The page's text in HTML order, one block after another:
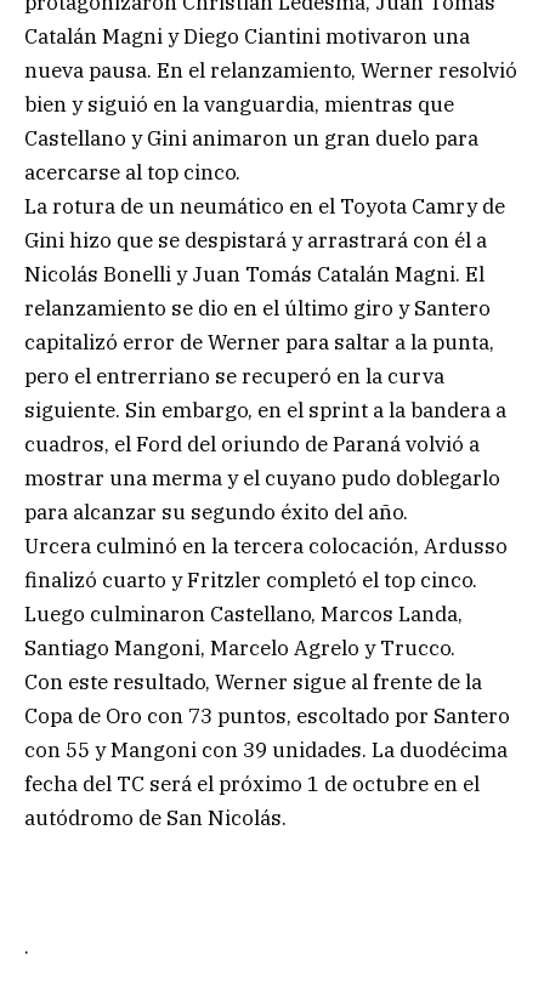
Catalán Magni y Diego Ciantini motivaron una
nueva pausa. En el relanzamiento, Werner resolvió
bien y siguió en la vanguardia, mientras que
Castellano y Gini animaron un gran duelo para
acercarse al top cinco.
La rotura de un neumático en el Toyota Camry de
Gini hizo que se despistará y arrastrará con él a
Nicolás Bonelli y Juan Tomás Catalán Magni. El
relanzamiento se dio en el último giro y Santero
capitalizó error de Werner para saltar a la punta,
pero el entrerriano se recuperó en la curva
siguiente. Sin embargo, en el sprint a la bandera a
cuadros, el Ford del oriundo de Paraná volvió a
mostrar una merma y el cuyano pudo doblegarlo
para alcanzar su segundo éxito del año.
Urcera culminó en la tercera colocación, Ardusso
finalizó cuarto y Fritzler completó el top cinco.
Luego culminaron Castellano, Marcos Landa,
Santiago Mangoni, Marcelo Agrelo y Trucco.
Con este resultado, Werner sigue al frente de la
Copa de Oro con 73 puntos, escoltado por Santero
con 55 y Mangoni con 39 unidades. La duodécima
fecha del TC será el próximo 1 de octubre en el
autódromo de San Nicolás.
.